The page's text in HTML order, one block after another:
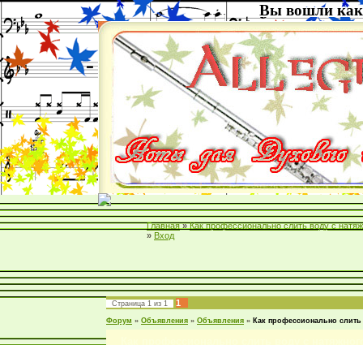
Вы вошли как
Главная » Как профессионально слить воду с
» Вход
Страница 1 из 1 1
Форум » Объявления » Объявления » Как профессионально слить